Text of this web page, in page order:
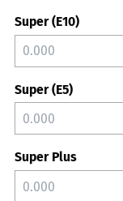
Super (E10)
Super (E5)
Super Plus